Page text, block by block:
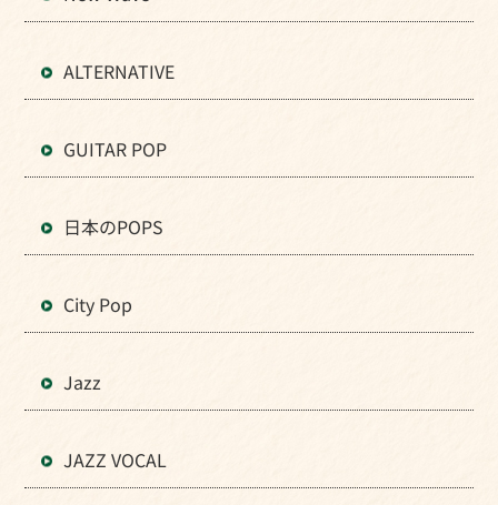
ALTERNATIVE
GUITAR POP
日本のPOPS
City Pop
Jazz
JAZZ VOCAL